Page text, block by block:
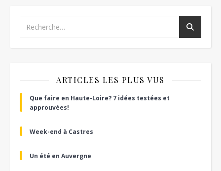
ARTICLES LES PLUS VUS
Que faire en Haute-Loire? 7 idées testées et
approuvées!
Week-end à Castres
Un été en Auvergne